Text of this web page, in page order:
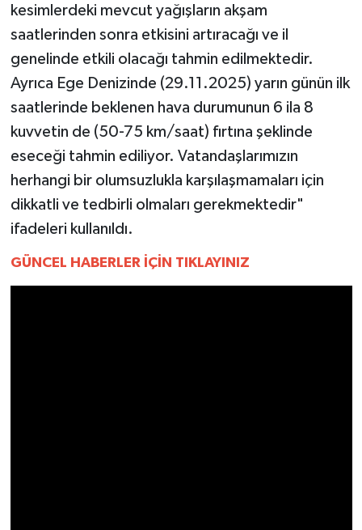
kesimlerdeki mevcut yağışların akşam
saatlerinden sonra etkisini artıracağı ve il
genelinde etkili olacağı tahmin edilmektedir.
Ayrıca Ege Denizinde (29.11.2025) yarın günün ilk
saatlerinde beklenen hava durumunun 6 ila 8
kuvvetin de (50-75 km/saat) fırtına şeklinde
eseceği tahmin ediliyor. Vatandaşlarımızın
herhangi bir olumsuzlukla karşılaşmamaları için
dikkatli ve tedbirli olmaları gerekmektedir"
ifadeleri kullanıldı.
GÜNCEL HABERLER İÇİN TIKLAYINIZ
SİYASET
TEKNOLOJİ
YAŞAM
YEREL
AFYON
AFYONKARAHİSAR